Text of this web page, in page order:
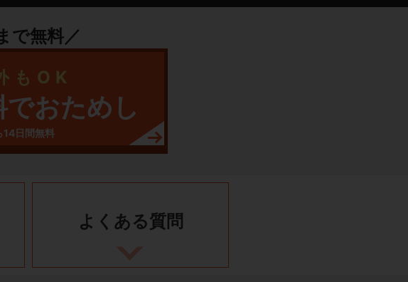
で無料／
もOK
おためし
14日間無料
よくある質問